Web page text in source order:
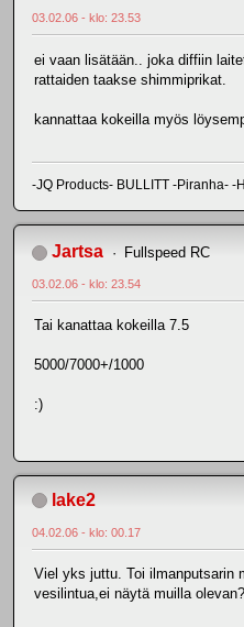
03.02.06 - klo: 23.53
ei vaan lisätään.. joka diffiin
rattaiden taakse shimmiprikat.
kannattaa kokeilla myös
-JQ Products- BULLITT -Piranha- -
Jartsa Fullspeed RC
03.02.06 - klo: 23.54
Tai kanattaa kokeilla 7.5
5000/7000+/1000
:)
lake2
04.02.06 - klo: 00.17
Viel yks juttu. Toi ilmanputsarin
vesilintua,ei näytä muilla olevan?